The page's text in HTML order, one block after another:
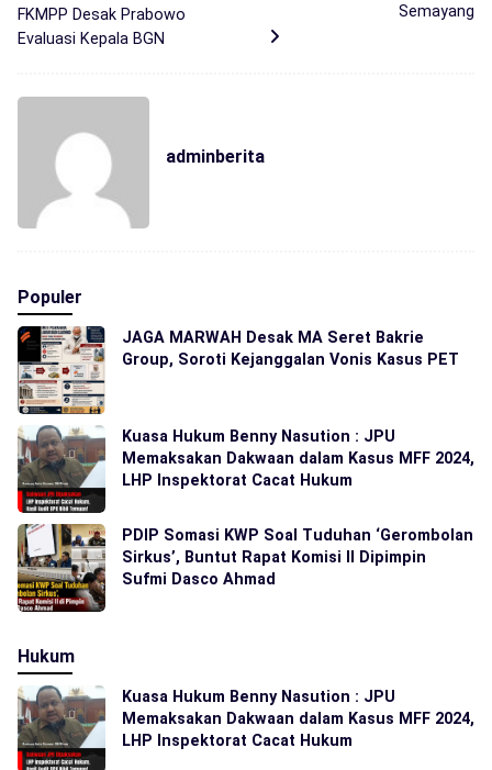
FKMPP Desak Prabowo
Evaluasi Kepala BGN
Semayang
adminberita
Populer
JAGA MARWAH Desak MA Seret Bakrie
Group, Soroti Kejanggalan Vonis Kasus PET
Kuasa Hukum Benny Nasution : JPU
Memaksakan Dakwaan dalam Kasus MFF 2024,
LHP Inspektorat Cacat Hukum
PDIP Somasi KWP Soal Tuduhan ‘Gerombolan
Sirkus’, Buntut Rapat Komisi II Dipimpin
Sufmi Dasco Ahmad
Hukum
Kuasa Hukum Benny Nasution : JPU
Memaksakan Dakwaan dalam Kasus MFF 2024,
LHP Inspektorat Cacat Hukum